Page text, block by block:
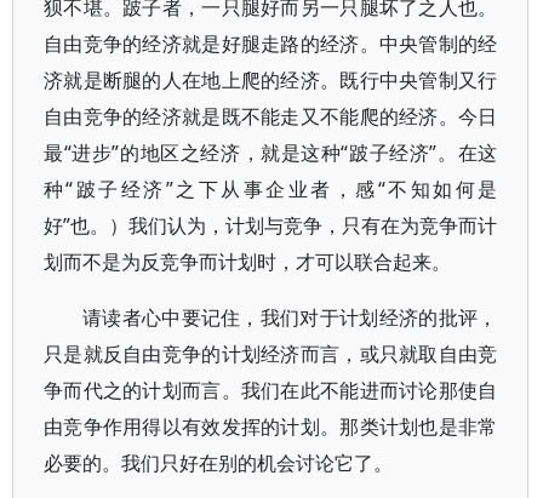
狈不堪。跛子者，一只腿好而另一只腿坏了之人也。
自由竞争的经济就是好腿走路的经济。中央管制的经
济就是断腿的人在地上爬的经济。既行中央管制又行
自由竞争的经济就是既不能走又不能爬的经济。今日
最“进步”的地区之经济，就是这种“跛子经济”。在这
种“跛子经济”之下从事企业者，感“不知如何是
好”也。）我们认为，计划与竞争，只有在为竞争而计
划而不是为反竞争而计划时，才可以联合起来。
请读者心中要记住，我们对于计划经济的批评，
只是就反自由竞争的计划经济而言，或只就取自由竞
争而代之的计划而言。我们在此不能进而讨论那使自
由竞争作用得以有效发挥的计划。那类计划也是非常
必要的。我们只好在别的机会讨论它了。